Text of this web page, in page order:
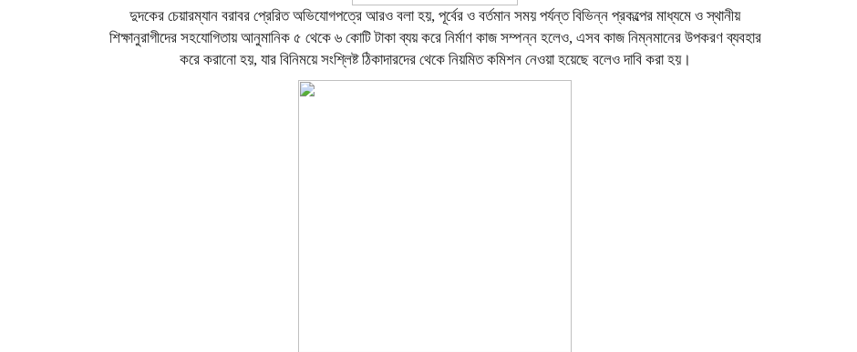
দুদকের চেয়ারম্যান বরাবর প্রেরিত অভিযোগপত্রে আরও বলা হয়, পূর্বের ও বর্তমান সময় পর্যন্ত বিভিন্ন প্রকল্পের মাধ্যমে ও স্থানীয়
শিক্ষানুরাগীদের সহযোগিতায় আনুমানিক ৫ থেকে ৬ কোটি টাকা ব্যয় করে নির্মাণ কাজ সম্পন্ন হলেও, এসব কাজ নিম্নমানের উপকরণ ব্যবহার
করে করানো হয়, যার বিনিময়ে সংশ্লিষ্ট ঠিকাদারদের থেকে নিয়মিত কমিশন নেওয়া হয়েছে বলেও দাবি করা হয়।